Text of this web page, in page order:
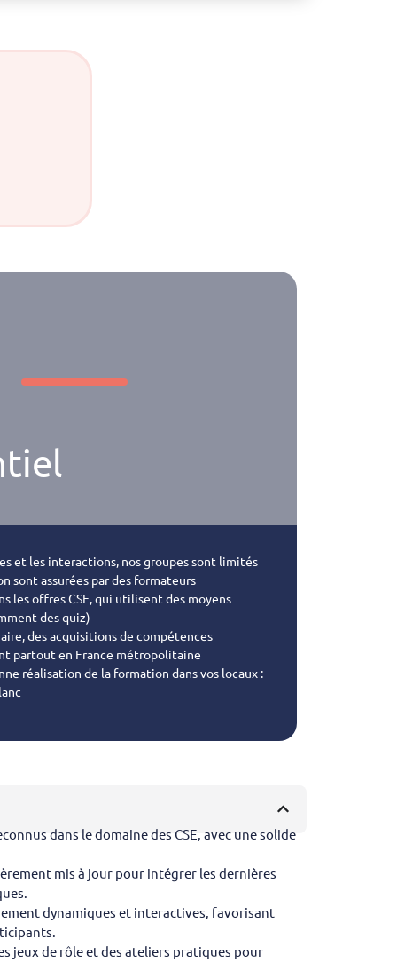
et les interactions, nos groupes sont limités
sont assurées par des formateurs
les offres CSE, qui utilisent des moyens
des quiz)
des acquisitions de compétences
partout en France métropolitaine
réalisation de la formation dans vos locaux :
dans le domaine des CSE, avec une solide
mis à jour pour intégrer les dernières
dynamiques et interactives, favorisant
jeux de rôle et des ateliers pratiques pour